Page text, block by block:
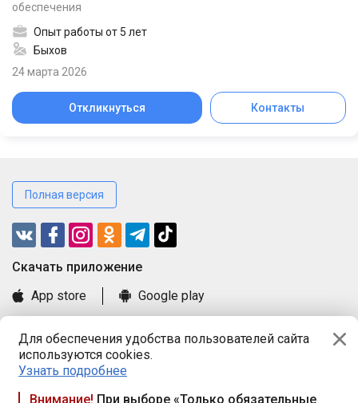
Для обеспечения удобства пользователей сайта
используются cookies.
Узнать подробнее
Внимание! При выборе «Только обязательные
обеспечения
Опыт работы от 5 лет
Быхов
24 марта 2026
Откликнуться Контакты
Полная версия
Cкачать приложение
App store
Google play
Книга замечаний и предложений
Правила и документы
Praca.by © 2000—2026, ООО «ПРАЦА БАЙ»